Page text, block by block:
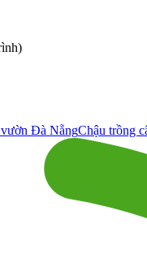
Đà NẵngChậu trồng